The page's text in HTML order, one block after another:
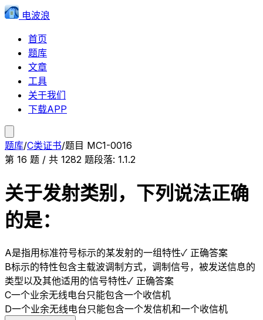
电波浪
首页
题库
文章
工具
关于我们
下载APP
题库/C类证书/题目 MC1-0016
第 16 题 / 共 1282 题段落: 1.1.2
关于发射类别，下列说法正确
的是：
A是指用标准符号标示的某发射的一组特性✓ 正确答案
B标示的特性包含主载波调制方式，调制信号，被发送信息的
类型以及其他适用的信号特性✓ 正确答案
C一个业余无线电台只能包含一个收信机
D一个业余无线电台只能包含一个发信机和一个收信机